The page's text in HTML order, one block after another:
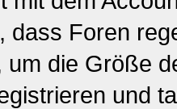
dass Foren
um die Größe
und